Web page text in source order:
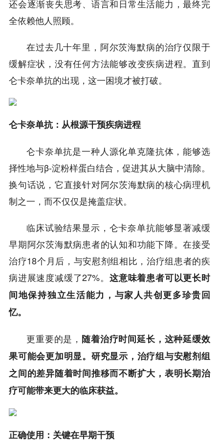
还会逐渐丧失思考、语言和日常生活能力，最终完
全依赖他人照顾。
在过去几十年里，阿尔茨海默病的治疗仅限于
缓解症状，没有任何方法能够改变疾病进程。直到
仑卡奈单抗的出现，这一困境才被打破。
仑卡奈单抗：从根源干预疾病进程
仑卡奈单抗是一种人源化单克隆抗体，能够选
择性地与β-淀粉样蛋白结合，促进其从大脑中清除。
换句话说，它直接针对阿尔茨海默病的核心病理机
制之一，而不仅仅是掩盖症状。
临床试验结果显示，仑卡奈单抗能够显著减缓
早期阿尔茨海默病患者的认知和功能下降。在接受
治疗18个月后，与安慰剂组相比，治疗组患者的疾
病进展速度减缓了27%。 这意味着患者可以更长时
间地保持独立生活能力，与家人共创更多珍贵回
忆。
更重要的是， 随着治疗时间延长，这种延缓效
果可能会更加明显。研究显示，治疗组与安慰剂组
之间的差异随着时间推移而不断扩大，表明长期治
疗可能带来更大的临床获益。
正确使用：关键在早期干预